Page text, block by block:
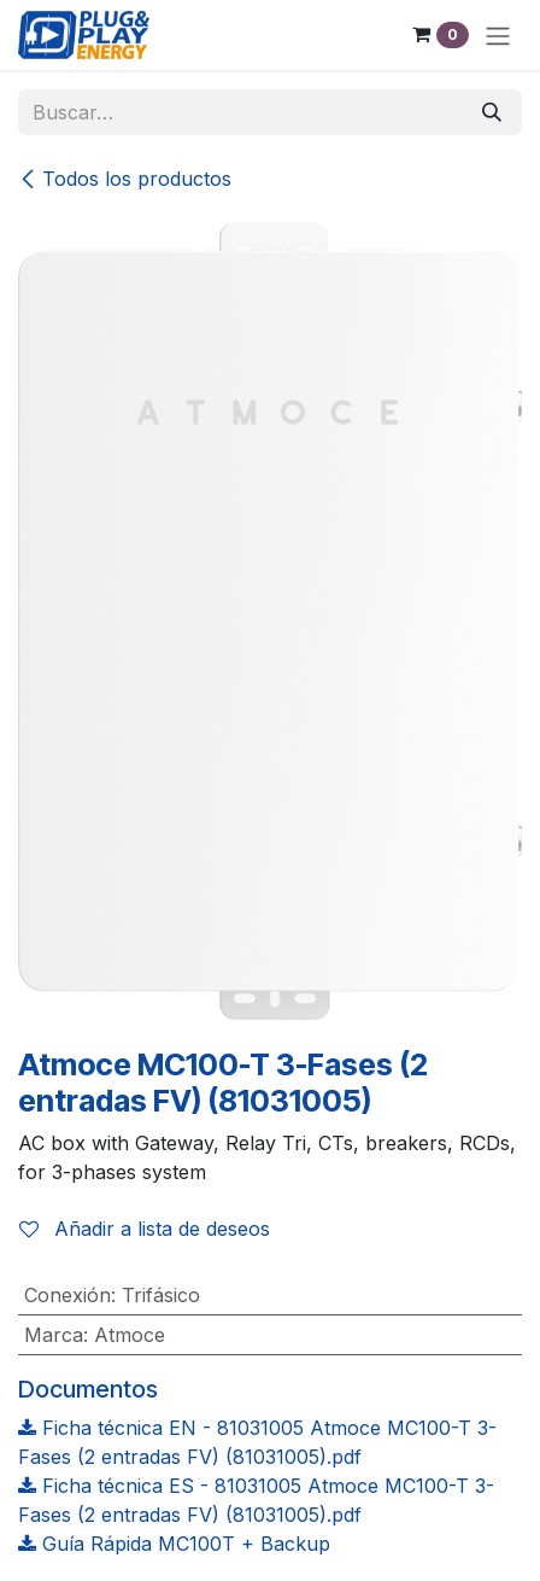
Ir al contenido
0
Todos los productos
Atmoce MC100-T 3-Fases (2
entradas FV) (81031005)
AC box with Gateway, Relay Tri, CTs, breakers, RCDs,
for 3-phases system
Añadir a lista de deseos
Conexión: Trifásico
Marca: Atmoce
Documentos
Ficha técnica EN - 81031005 Atmoce MC100-T 3-
Fases (2 entradas FV) (81031005).pdf
Ficha técnica ES - 81031005 Atmoce MC100-T 3-
Fases (2 entradas FV) (81031005).pdf
Guía Rápida MC100T + Backup